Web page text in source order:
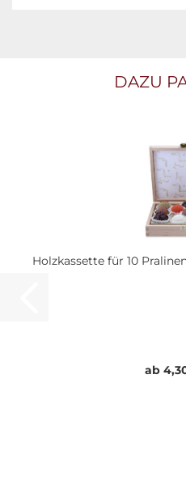
DAZU
Holzkassette für 10
ab